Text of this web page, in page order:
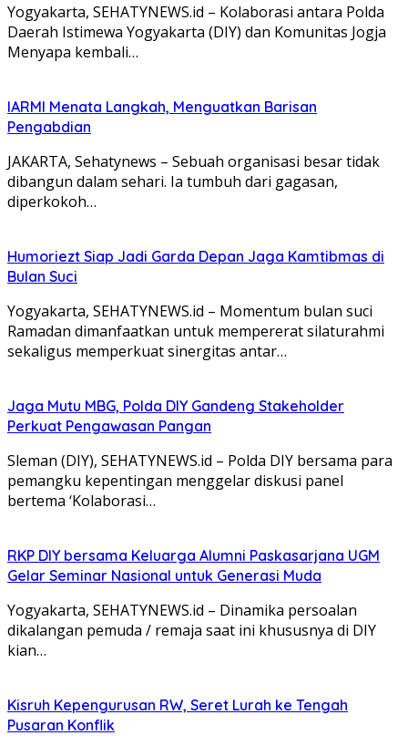
Yogyakarta, SEHATYNEWS.id – Kolaborasi antara Polda
Daerah Istimewa Yogyakarta (DIY) dan Komunitas Jogja
Menyapa kembali…
IARMI Menata Langkah, Menguatkan Barisan
Pengabdian
JAKARTA, Sehatynews – Sebuah organisasi besar tidak
dibangun dalam sehari. Ia tumbuh dari gagasan,
diperkokoh…
Humoriezt Siap Jadi Garda Depan Jaga Kamtibmas di
Bulan Suci
Yogyakarta, SEHATYNEWS.id – Momentum bulan suci
Ramadan dimanfaatkan untuk mempererat silaturahmi
sekaligus memperkuat sinergitas antar…
Jaga Mutu MBG, Polda DIY Gandeng Stakeholder
Perkuat Pengawasan Pangan
Sleman (DIY), SEHATYNEWS.id – Polda DIY bersama para
pemangku kepentingan menggelar diskusi panel
bertema ‘Kolaborasi…
RKP DIY bersama Keluarga Alumni Paskasarjana UGM
Gelar Seminar Nasional untuk Generasi Muda
Yogyakarta, SEHATYNEWS.id – Dinamika persoalan
dikalangan pemuda / remaja saat ini khususnya di DIY
kian…
Kisruh Kepengurusan RW, Seret Lurah ke Tengah
Pusaran Konflik